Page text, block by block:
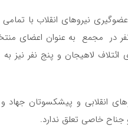
رهنورد با اشاره به اینکه از آبان سال ۹۸ کار عضوگیری
آن ۱۶ نفر کاندیدای شورای ائتلاف لاهیجان و
انقلابی و پیشکسوتان
جناح خاصی تعلق ندارد.